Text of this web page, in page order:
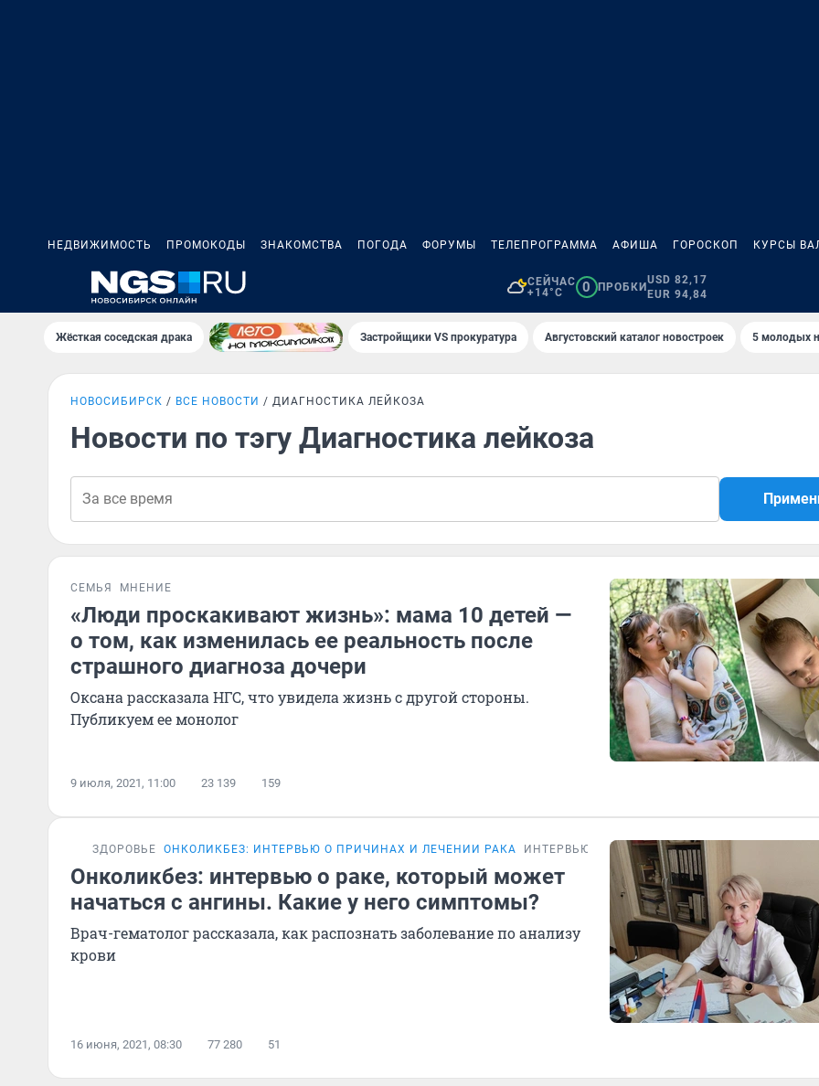
НЕДВИЖИМОСТЬ ПРОМОКОДЫ ЗНАКОМСТВА ПОГОДА ФОРУМЫ ТЕЛЕПРОГРАММА АФИША ГОРОСКОП КУРСЫ
СЕЙЧАС
+14°C
0 ПРОБКИ
USD 82,17
EUR 94,84
Жёсткая соседская драка Застройщики VS прокуратура Августовский каталог новостроек 5 молодых
НОВОСИБИРСК ВСЕ НОВОСТИ ДИАГНОСТИКА ЛЕЙКОЗА
Новости по тэгу Диагностика лейкоза
СЕМЬЯ МНЕНИЕ
«Люди проскакивают жизнь»: мама 10 детей —
о том, как изменилась ее реальность после
страшного диагноза дочери
Оксана рассказала НГС, что увидела жизнь с другой стороны.
Публикуем ее монолог
9 июля, 2021, 11:00 23 139 159
ЗДОРОВЬЕ ОНКОЛИКБЕЗ: ИНТЕРВЬЮ О ПРИЧИНАХ И ЛЕЧЕНИИ РАКА ИНТЕРВЬЮ
Онколикбез: интервью о раке, который может
начаться с ангины. Какие у него симптомы?
Врач-гематолог рассказала, как распознать заболевание по анализу
крови
16 июня, 2021, 08:30 77 280 51